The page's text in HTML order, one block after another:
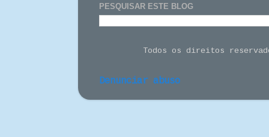
PESQUISAR ESTE BLOG
Todos os direitos
Denunciar abuso